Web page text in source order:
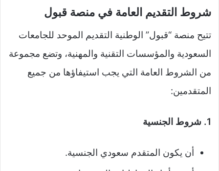
شروط التقديم العامة في منصة قبول
تتيح منصة “قبول” الوطنية التقديم الموحد للجامعات
السعودية والمؤسسات التقنية والمهنية، وتضع مجموعة
من الشروط العامة التي يجب استيفاؤها من جميع
المتقدمين:
1. شروط الجنسية
أن يكون المتقدم سعودي الجنسية.